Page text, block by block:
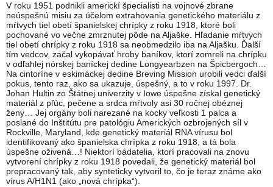
V roku 1951 podnikli americkí špecialisti na vojnové zbrane
neúspešnú misiu za účelom extrahovania genetického materiálu z
mŕtvych tiel obetí španielskej chrípky z roku 1918, ktoré boli
pochované vo večne zmrznutej pôde na Aljaške. Hľadanie mŕtvych
tiel obetí chrípky z roku 1918 sa neobmedzilo iba na Aljašku. Ďalší
tím vedcov, začal vykopávať hroby baníkov, ktorí zomreli na chrípku
v odľahlej nórskej baníckej dedine Longyearbzen na Špicbergoch…
Na cintoríne v eskimáckej dedine Breving Mission urobili vedci ďalší
pokus, tento raz, ako sa ukazuje, úspešný, a to v roku 1997. Dr.
Johan Hultin zo Štátnej univerzity v Iowe úspešne získal genetický
materiál z pľúc, pečene a srdca mŕtvoly asi 30 ročnej obéznej
ženy… Jej orgány boli narezané na kocky veľkosti 1 palca a
poslané do Inštitútu pre patológiu Amerických ozbrojených síl v
Rockville, Maryland, kde genetický materiál RNA vírusu bol
identifikovaný ako španielska chrípka z roku 1918, a tá bola
úspešne oživená…! Niektorí bádatelia, ktorí pracovali na znovu
vytvorení chrípky z roku 1918 povedali, že genetický materiál bol
prepracovaný tak, aby synteticky vytvoril to, čo je teraz známe ako
vírus A/H1N1 (ako „nová chrípka“).